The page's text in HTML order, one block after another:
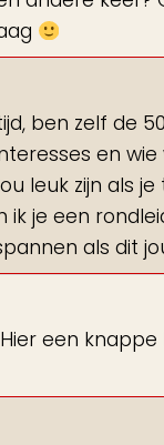
ben zelf de
en wie
leuk zijn als je
je een
als dit
een knappe